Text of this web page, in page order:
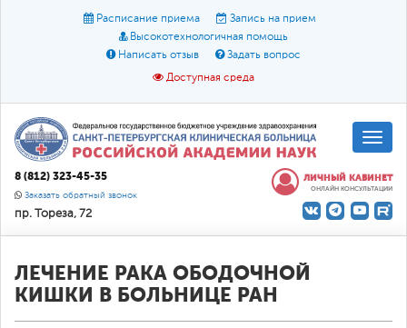
Расписание приема
Запись на прием
Высокотехнологичная помощь
Написать отзыв
Задать вопрос
Доступная среда
Размер шрифта: A A A
Цвет:
О доступной среде
8 (812) 323-45-35
Заказать обратный звонок
пр. Тореза, 72
ЛИЧНЫЙ КАБИНЕТ
ОНЛАЙН КОНСУЛЬТАЦИИ
ЛЕЧЕНИЕ РАКА ОБОДОЧНОЙ
КИШКИ В БОЛЬНИЦЕ РАН